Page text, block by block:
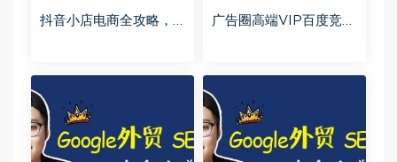
抖音小店电商全攻略，
广告圈高端VIP百度竞价